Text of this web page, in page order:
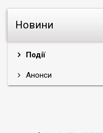
Новини
Події
Анонси